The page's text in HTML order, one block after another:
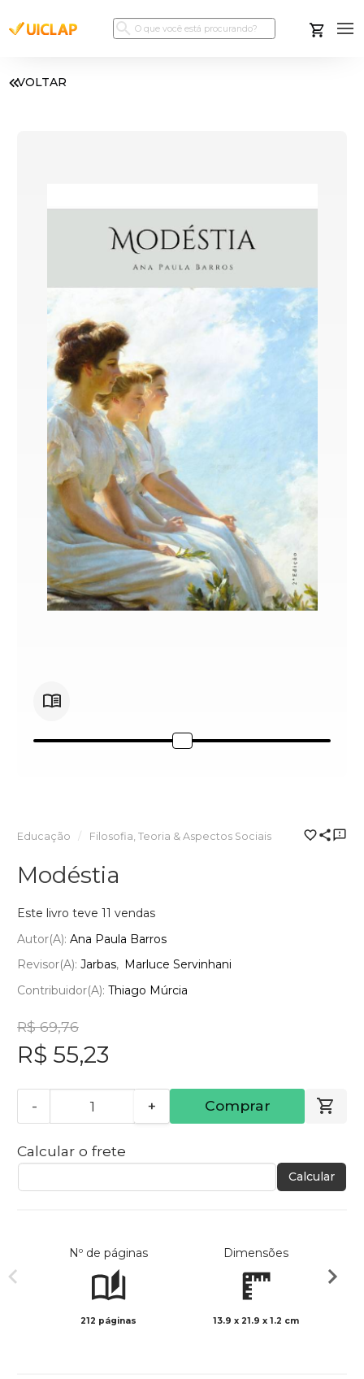
VOLTAR
Educação Filosofia, Teoria & Aspectos Sociais
Modéstia
Este livro teve 11 vendas
Autor(a): Ana Paula Barros
Revisor(a): Jarbas
Marluce Servinhani
Contribuidor(a): Thiago Múrcia
R$ 69,76
R$ 55,23
- + Comprar
Calcular o frete
Calcular
Nº de páginas
212 páginas
Dimensões
13.9 x 21.9 x 1.2 cm